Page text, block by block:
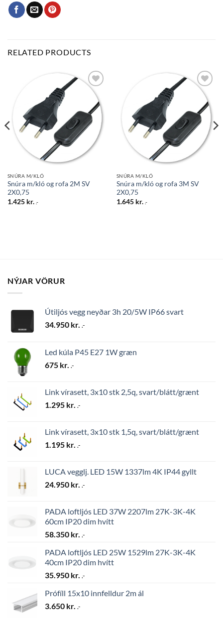
RELATED PRODUCTS
Bæta
óskalista
SNÚRA M/KLÓ
Snúra m/kló og rofa 2M SV
2X0,75
1.425 kr. .-
Bæta
óskalista
SNÚRA M/KLÓ
Snúra m/kló og rofa 3M SV
2X0,75
1.645 kr. .-
NÝJAR VÖRUR
Útiljós vegg neyðar 3h 20/5W IP66 svart
34.950 kr. .-
Led kúla P45 E27 1W græn
675 kr. .-
Link vírasett, 3x10 stk 2,5q, svart/blátt/grænt
1.295 kr. .-
Link vírasett, 3x10 stk 1,5q, svart/blátt/grænt
1.195 kr. .-
LUCA vegglj. LED 15W 1337lm 4K IP44 gyllt
24.950 kr. .-
PADA loftljós LED 37W 2207lm 27K-3K-4K
60cm IP20 dim hvítt
58.350 kr. .-
PADA loftljós LED 25W 1529lm 27K-3K-4K
40cm IP20 dim hvítt
35.950 kr. .-
Prófíll 15x10 innfelldur 2m ál
3.650 kr. .-